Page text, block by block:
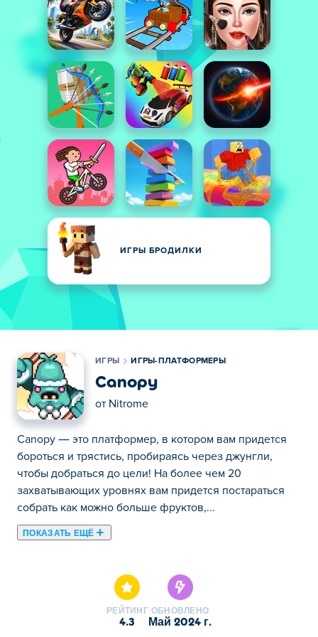
ИГРЫ БРОДИЛКИ
ИГРЫ ИГРЫ-ПЛАТФОРМЕРЫ
Canopy
от Nitrome
Canopy — это платформер, в котором вам придется
бороться и трястись, пробираясь через джунгли,
чтобы добраться до цели! На более чем 20
захватывающих уровнях вам придется постараться
собрать как можно больше фруктов,...
ПОКАЗАТЬ ЕЩЁ
чтобы добраться до цели! На более чем 20
захватывающих уровнях вам придется постараться
собрать как можно больше фруктов, не задев жуков и
РЕЙТИНГ
4.3
ОБНОВЛЕНО
май 2024 г.